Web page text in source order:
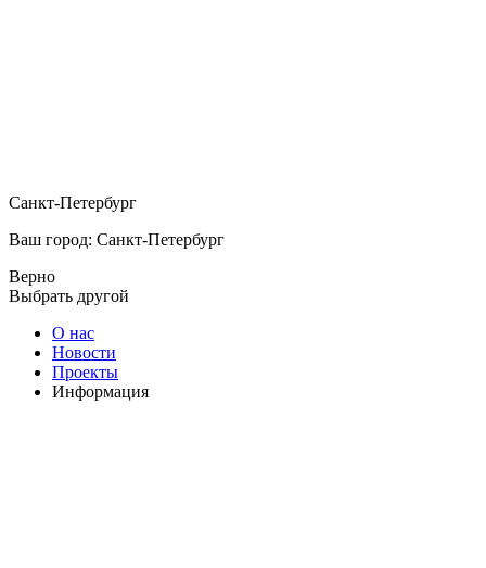
Санкт-Петербург
Ваш город: Санкт-Петербург
Верно
Выбрать другой
О нас
Новости
Проекты
Информация